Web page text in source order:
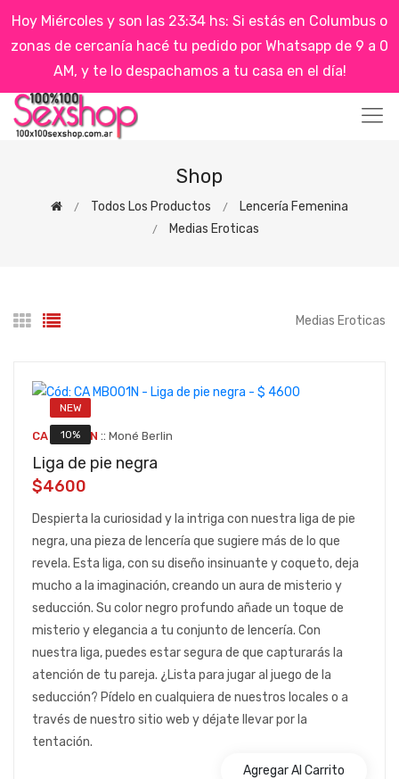
Hoy Miércoles y son las 23:34 hs: Si estás en Columbus o
zonas de cercanía hacé tu pedido por Whatsapp de 9 a 0
AM, y te lo despachamos a tu casa en el día!
Shop
Todos Los Productos
Lencería Femenina
Medias Eroticas
Medias Eroticas
NEW
10%
CA MB001N :: Moné Berlin
Liga de pie negra
$4600
Despierta la curiosidad y la intriga con nuestra liga de pie
negra, una pieza de lencería que sugiere más de lo que
revela. Esta liga, con su diseño insinuante y coqueto, deja
mucho a la imaginación, creando un aura de misterio y
seducción. Su color negro profundo añade un toque de
misterio y elegancia a tu conjunto de lencería. Con
nuestra liga, puedes estar segura de que capturarás la
atención de tu pareja. ¿Lista para jugar al juego de la
seducción? Pídelo en cualquiera de nuestros locales o a
través de nuestro sitio web y déjate llevar por la
tentación.
Agregar Al Carrito